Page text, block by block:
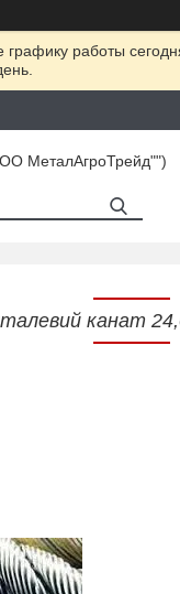
работы
МеталАгроТрейд"")
канат